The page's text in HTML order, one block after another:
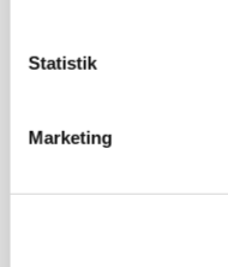
Statistik
Marketing